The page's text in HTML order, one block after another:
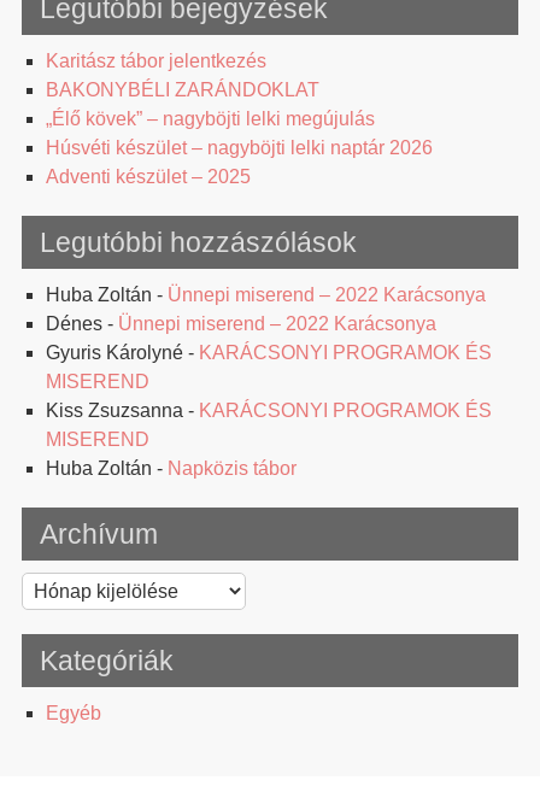
Legutóbbi bejegyzések
Karitász tábor jelentkezés
BAKONYBÉLI ZARÁNDOKLAT
„Élő kövek” – nagyböjti lelki megújulás
Húsvéti készület – nagyböjti lelki naptár 2026
Adventi készület – 2025
Legutóbbi hozzászólások
Huba Zoltán - Ünnepi miserend – 2022 Karácsonya
Dénes- Ünnepi miserend – 2022 Karácsonya
Gyuris Károlyné- KARÁCSONYI PROGRAMOK ÉS
MISEREND
Kiss Zsuzsanna - KARÁCSONYI PROGRAMOK ÉS
MISEREND
Huba Zoltán - Napközis tábor
Archívum
Archívum
Kategóriák
Egyéb